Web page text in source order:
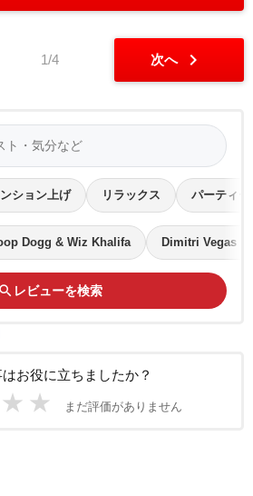
1/4 次へ chevron_right
ション上げ リラックス パーティー
Dogg & Wiz Khalifa Dimitri Vegas
search レビューを検索
お役に立ちましたか？
★ ★ まだ評価がありません